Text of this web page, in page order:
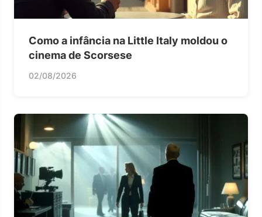
Como a infância na Little Italy moldou o
cinema de Scorsese
02/08/2026